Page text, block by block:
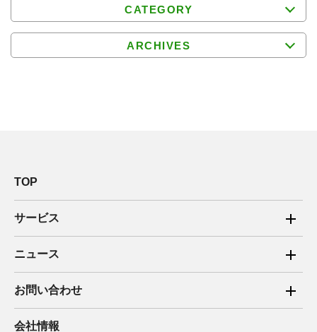
CATEGORY
ARCHIVES
TOP
サービス
ご家庭向け電力サービス
法人向け脱炭素サービス
住宅用太陽光売電 卒FIT
ニュース
2025年
2024年
お問い合わせ
ご家庭向け電力サービス・卒FIT電気の売電
会社情報